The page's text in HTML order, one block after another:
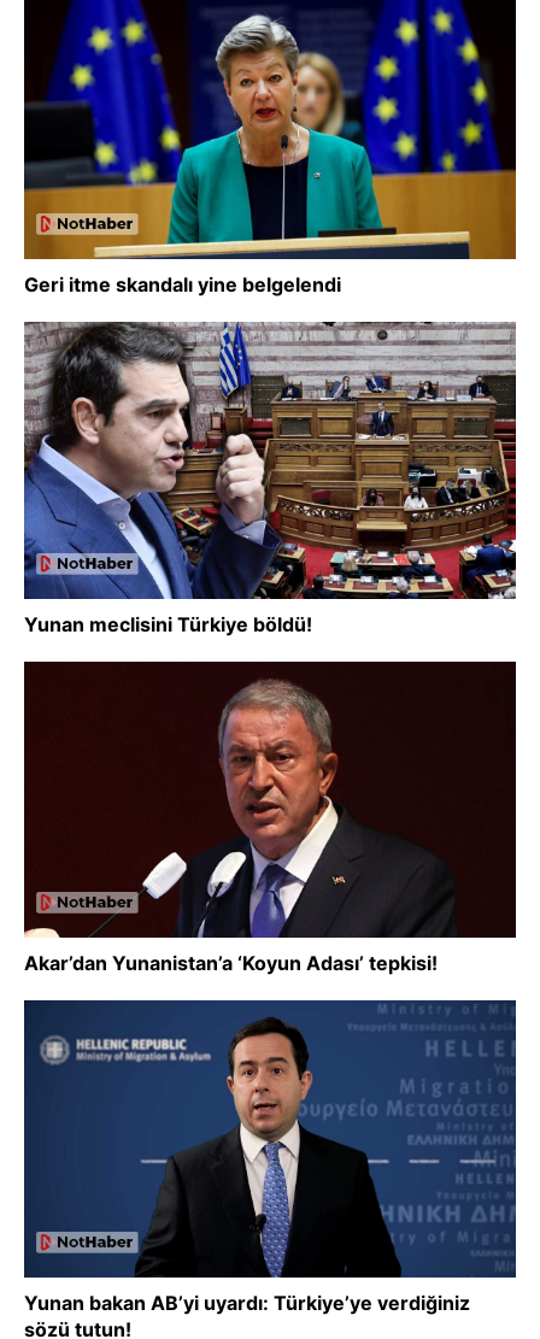
Geri itme skandalı yine belgelendi
Yunan meclisini Türkiye böldü!
Akar’dan Yunanistan’a ‘Koyun Adası’ tepkisi!
Yunan bakan AB’yi uyardı: Türkiye’ye verdiğiniz
sözü tutun!